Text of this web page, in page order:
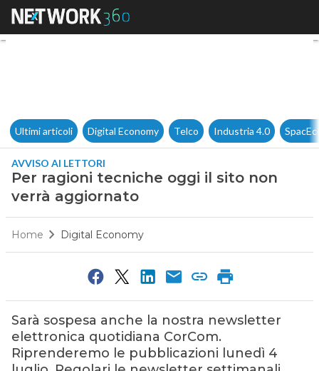
Per ragioni tecniche oggi il
Ultimi articoli Digital Economy Telco Industria 4.0
AVVISO AI LETTORI
Per ragioni tecniche oggi il sito non
verrà aggiornato
Home Digital Economy
Sarà sospesa anche la nostra newsletter
elettronica quotidiana CorCom.
Riprenderemo le pubblicazioni lunedì 4